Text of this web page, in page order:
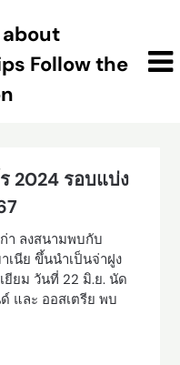
Follow the
2024 รอบแบ่ง
า ลงสนามพบกับ
เนีย ขึ้นนำเป็นจ่าฝูง
ยม วันที่ 22 มิ.ย. นัด
และ ออสเตรีย พบ